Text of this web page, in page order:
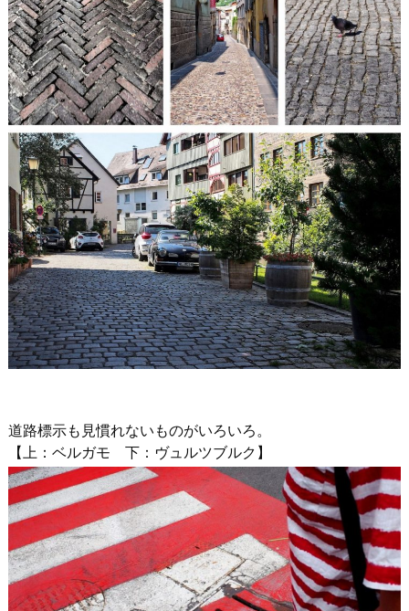
道路標示も見慣れないものがいろいろ。
【上：ベルガモ 下：ヴュルツブルク】